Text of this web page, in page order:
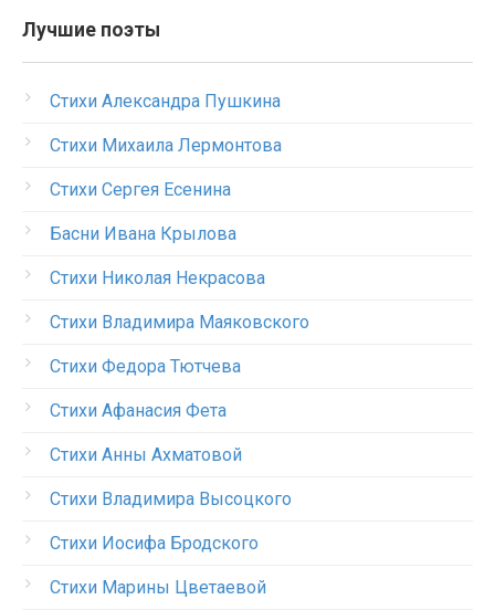
Лучшие поэты
Стихи Александра Пушкина
Стихи Михаила Лермонтова
Стихи Сергея Есенина
Басни Ивана Крылова
Стихи Николая Некрасова
Стихи Владимира Маяковского
Стихи Федора Тютчева
Стихи Афанасия Фета
Стихи Анны Ахматовой
Стихи Владимира Высоцкого
Стихи Иосифа Бродского
Стихи Марины Цветаевой